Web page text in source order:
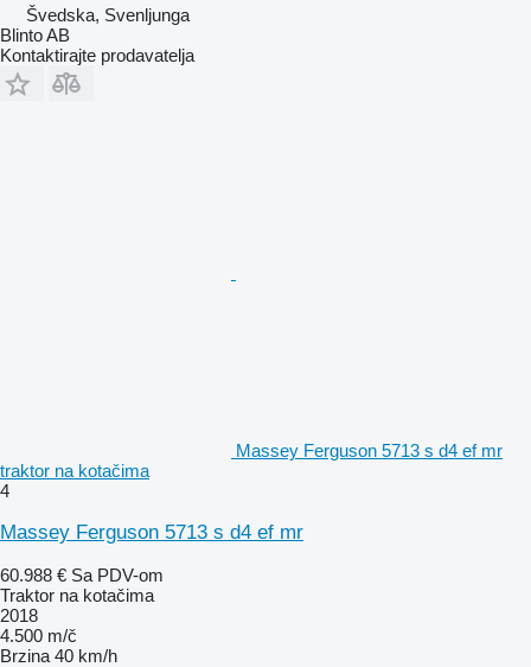
Švedska, Svenljunga
Blinto AB
Kontaktirajte prodavatelja
Massey Ferguson 5713 s d4 ef mr
traktor na kotačima
4
Massey Ferguson 5713 s d4 ef mr
60.988 € Sa PDV-om
Traktor na kotačima
2018
4.500 m/č
Brzina 40 km/h